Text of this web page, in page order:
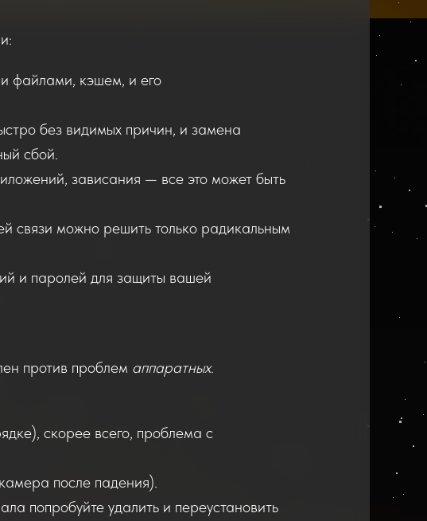
файлами, кэшем, и его
без видимых причин, и замена
сбой.
зависания — все это может быть
связи можно решить только радикальным
и паролей для защиты вашей
против проблем аппаратных.
скорее всего, проблема с
после падения).
попробуйте удалить и переустановить